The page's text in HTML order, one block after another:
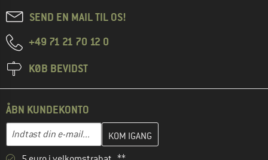
SEND EN MAIL TIL OS!
+49 71 21 70 12 0
KØB BEVIDST
ÅBN KUNDEKONTO
E-mail-adresse
Indtast din e-mailadresse her, og opret i næste trin din